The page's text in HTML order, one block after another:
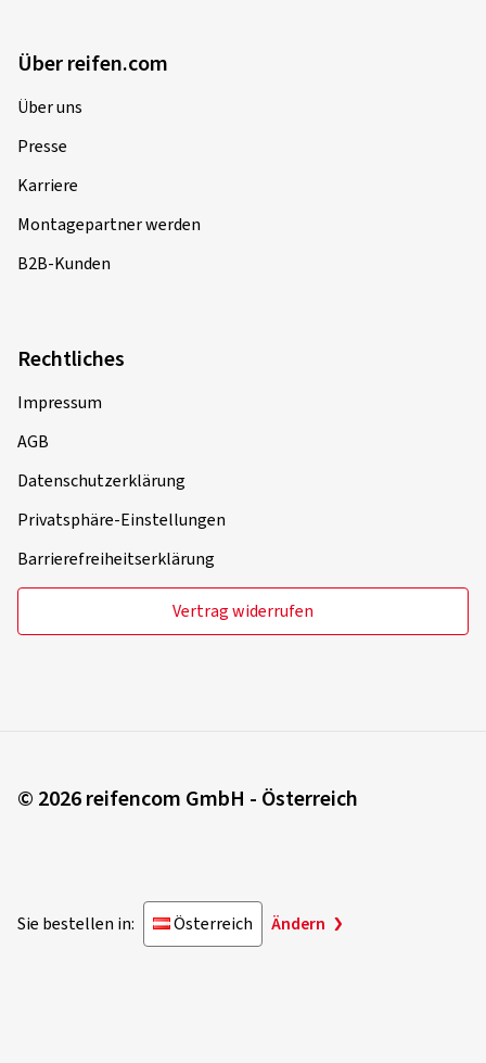
Über reifen.com
Über uns
Presse
Karriere
Montagepartner werden
B2B-Kunden
Rechtliches
Impressum
AGB
Datenschutzerklärung
Privatsphäre-Einstellungen
Barrierefreiheitserklärung
Vertrag widerrufen
© 2026 reifencom GmbH - Österreich
Sie bestellen in: Österreich Ändern